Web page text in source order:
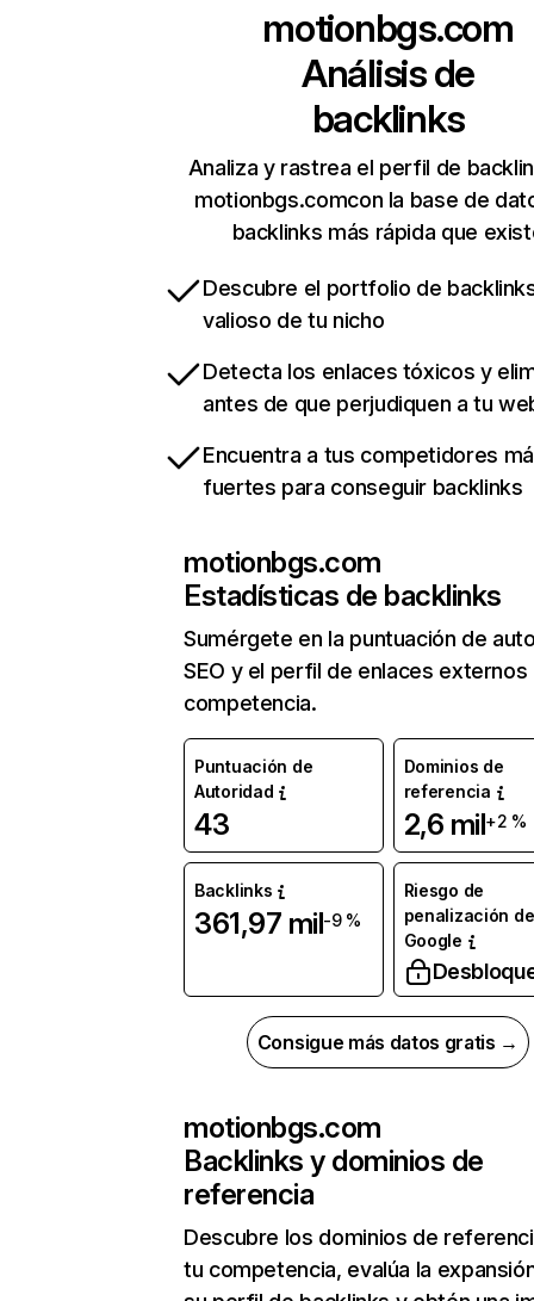
motionbgs.com
Análisis de
backlinks
Analiza y rastrea el perfil de
motionbgs.comcon la base de
backlinks más rápida que
Descubre el portfolio de
valioso de tu nicho
Detecta los enlaces tóxicos y
antes de que perjudiquen a tu
Encuentra a tus competidores
fuertes para conseguir backlinks
motionbgs.com
Estadísticas de backlinks
Sumérgete en la puntuación de
SEO y el perfil de enlaces externos
competencia.
Puntuación de
Autoridad
43
Dominios de
referencia
2,6 mil+2 %
Backlinks
361,97 mil-9 %
Riesgo de
penalización de
Google
Consigue más datos gratis →
motionbgs.com
Backlinks y dominios de
referencia
Descubre los dominios de
tu competencia, evalúa la